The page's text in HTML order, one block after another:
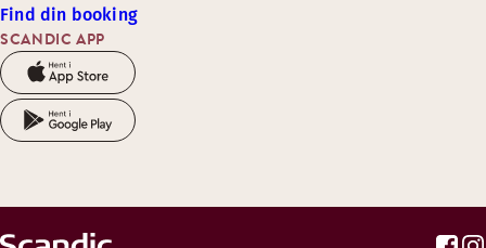
SCANDIC APP
Find din booking